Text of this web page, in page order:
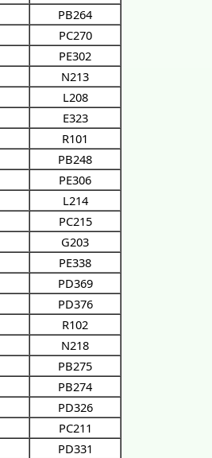
PB264
PC270
PE302
N213
L208
E323
R101
PB248
PE306
L214
PC215
G203
PE338
PD369
PD376
R102
N218
PB275
PB274
PD326
PC211
PD331